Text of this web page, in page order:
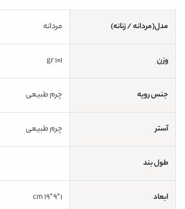
مدل(مردانه / زنانه) مردانه
وزن
جنس رویه چرم طبیعی
آستر چرم طبیعی
طول بند
ابعاد